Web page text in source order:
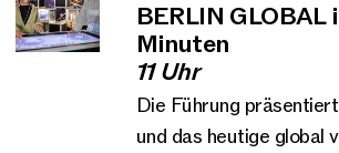
BERLIN GLOBAL
Minuten
11 Uhr
Die Führung
und das heutige global